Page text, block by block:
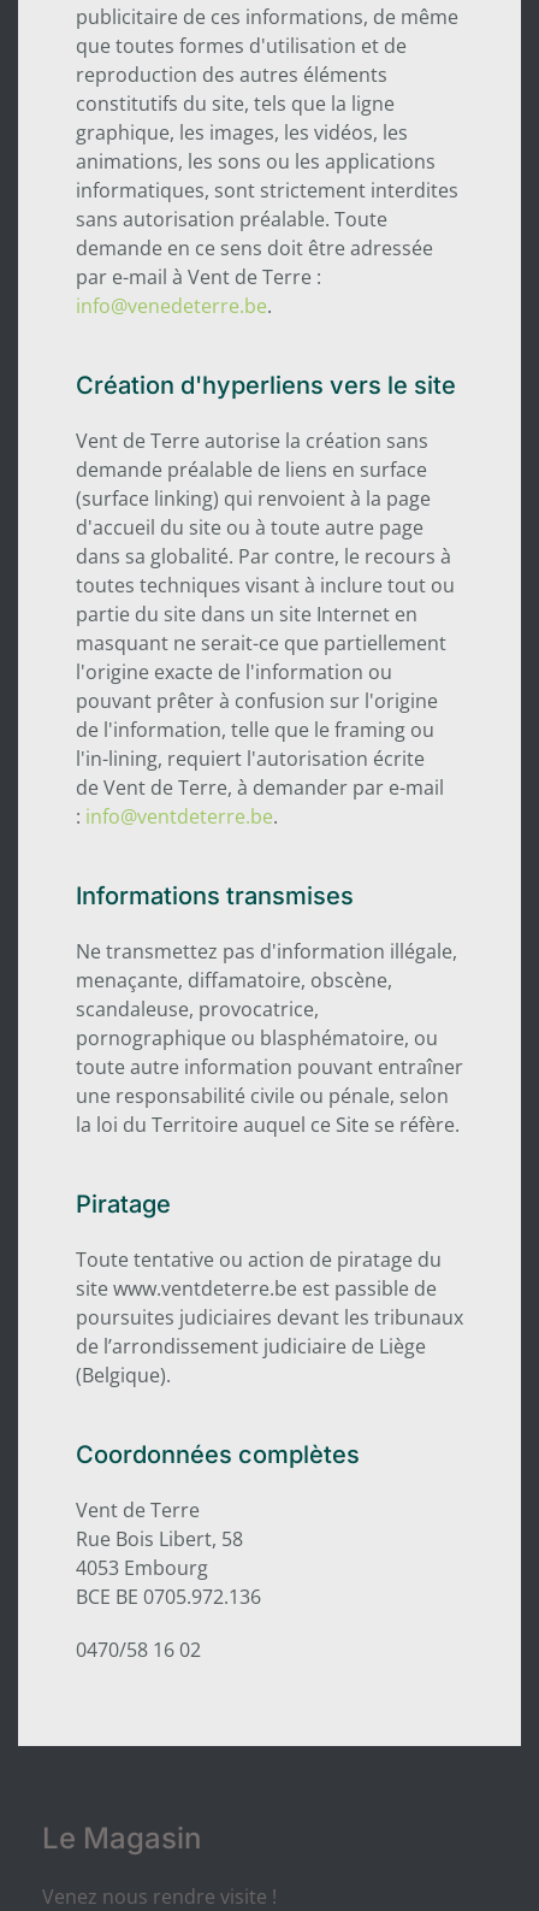
publicitaire de ces informations, de même
que toutes formes d'utilisation et de
reproduction des autres éléments
constitutifs du site, tels que la ligne
graphique, les images, les vidéos, les
animations, les sons ou les applications
informatiques, sont strictement interdites
sans autorisation préalable. Toute
demande en ce sens doit être adressée
par e-mail à Vent de Terre :
info@venedeterre.be.
Création d'hyperliens vers le site
Vent de Terre autorise la création sans
demande préalable de liens en surface
(surface linking) qui renvoient à la page
d'accueil du site ou à toute autre page
dans sa globalité. Par contre, le recours à
toutes techniques visant à inclure tout ou
partie du site dans un site Internet en
masquant ne serait-ce que partiellement
l'origine exacte de l'information ou
pouvant prêter à confusion sur l'origine
de l'information, telle que le framing ou
l'in-lining, requiert l'autorisation écrite
de Vent de Terre, à demander par e-mail
: info@ventdeterre.be.
Informations transmises
Ne transmettez pas d'information illégale,
menaçante, diffamatoire, obscène,
scandaleuse, provocatrice,
pornographique ou blasphématoire, ou
toute autre information pouvant entraîner
une responsabilité civile ou pénale, selon
la loi du Territoire auquel ce Site se réfère.
Piratage
Toute tentative ou action de piratage du
site www.ventdeterre.be est passible de
poursuites judiciaires devant les tribunaux
de l’arrondissement judiciaire de Liège
(Belgique).
Coordonnées complètes
Vent de Terre
Rue Bois Libert, 58
4053 Embourg
BCE BE 0705.972.136
0470/58 16 02
Le Magasin
Venez nous rendre visite !